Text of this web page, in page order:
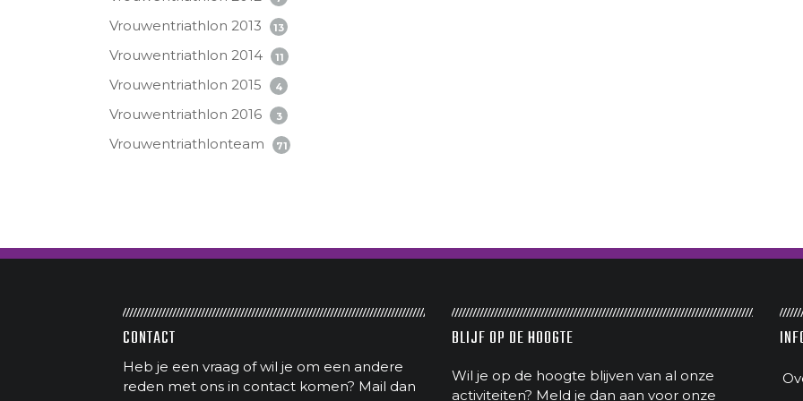
Vrouwentriathlon 2013 13
Vrouwentriathlon 2014 11
Vrouwentriathlon 2015 4
Vrouwentriathlon 2016 3
Vrouwentriathlonteam 71
CONTACT
Heb je een vraag of wil je om een andere
reden met ons in contact komen? Mail dan
BLIJF OP DE HOOGTE
Wil je op de hoogte blijven van al onze
activiteiten? Meld je dan aan voor onze